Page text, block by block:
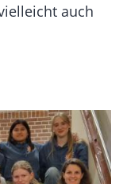
auch